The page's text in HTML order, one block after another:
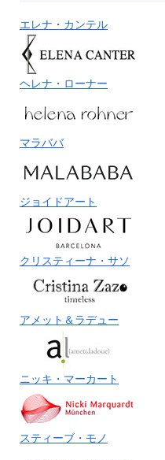
エレナ・カンテル
ヘレナ・ローナー
マラババ
ジョイドアート
クリスティーナ・サソ
アメット＆ラデュー
ニッキ・マーカート
スティーブ・モノ